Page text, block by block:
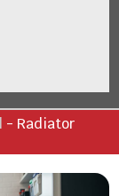
- Radiator